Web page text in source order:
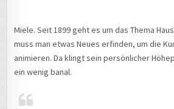
Miele. Seit 1899 geht es um das Thema
muss man etwas Neues erfinden, um die
animieren. Da klingt sein persönlicher
ein wenig banal.